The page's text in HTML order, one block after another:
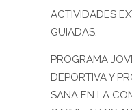
ACTIVIDADES
GUIADAS.
PROGRAMA
DEPORTIVA Y
SANA EN LA